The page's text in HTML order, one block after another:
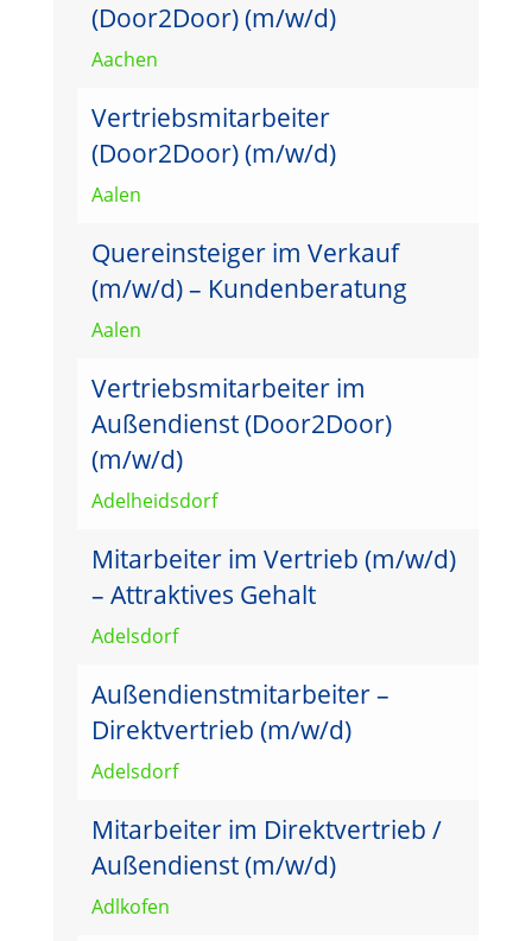
(Door2Door) (m/w/d)
Aachen
Vertriebsmitarbeiter
(Door2Door) (m/w/d)
Aalen
Quereinsteiger im Verkauf
(m/w/d) – Kundenberatung
Aalen
Vertriebsmitarbeiter im
Außendienst (Door2Door)
(m/w/d)
Adelheidsdorf
Mitarbeiter im Vertrieb (m/w/d)
– Attraktives Gehalt
Adelsdorf
Außendienstmitarbeiter –
Direktvertrieb (m/w/d)
Adelsdorf
Mitarbeiter im Direktvertrieb /
Außendienst (m/w/d)
Adlkofen